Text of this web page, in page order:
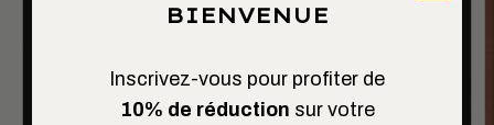
BIENVENUE
Inscrivez-vous pour profiter de
10% de réduction sur votre